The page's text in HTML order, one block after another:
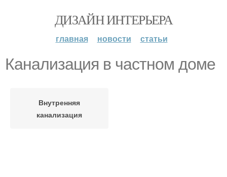
ДИЗАЙН ИНТЕРЬЕРА
главная новости статьи
Канализация в частном доме
Внутренняя
канализация